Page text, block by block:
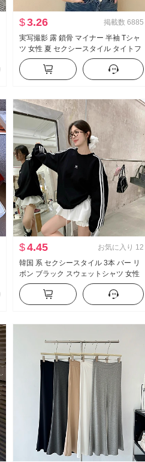
$3.26 掲載数 6885
実写撮影 露 鎖骨 マイナー 半袖 Tシャ
ツ 女性 夏 セクシースタイル タイトフ
ィット 新品 ボタン デザイン 感 ショー
ト丈 トップス
$4.45 お気に入り 12
韓国 系 セクシースタイル 3本 バー リ
ボン ブラック スウェットシャツ 女性
春秋 ルーズフィット スリム効果 スポ
ーツ 風 クルーネック トップス コート